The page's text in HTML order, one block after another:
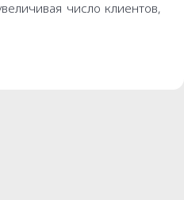
число клиентов,